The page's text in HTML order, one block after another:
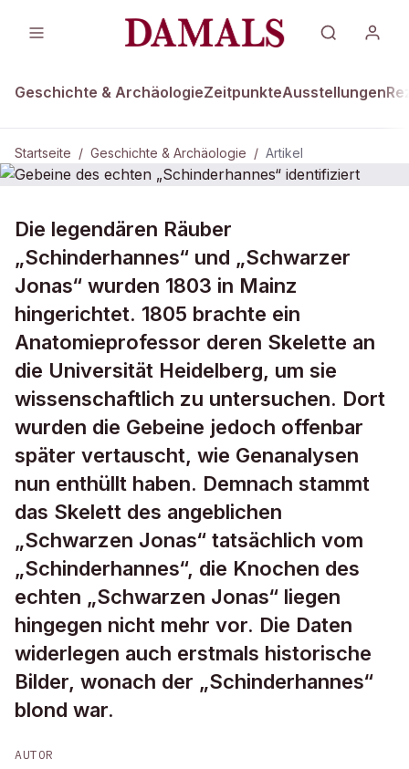
Geschichte & ArchäologieZeitpunkteAusstellungen
Startseite / Geschichte & Archäologie / Artikel
Gebeine des echten
„Schinderhannes“ identifiziert
Die legendären Räuber
„Schinderhannes“ und „Schwarzer
Jonas“ wurden 1803 in Mainz
hingerichtet. 1805 brachte ein
Anatomieprofessor deren Skelette an
die Universität Heidelberg, um sie
wissenschaftlich zu untersuchen. Dort
wurden die Gebeine jedoch offenbar
später vertauscht, wie Genanalysen
nun enthüllt haben. Demnach stammt
das Skelett des angeblichen
„Schwarzen Jonas“ tatsächlich vom
„Schinderhannes“, die Knochen des
echten „Schwarzen Jonas“ liegen
hingegen nicht mehr vor. Die Daten
widerlegen auch erstmals historische
Bilder, wonach der „Schinderhannes“
blond war.
AUTOR